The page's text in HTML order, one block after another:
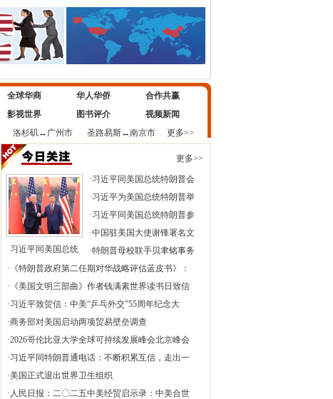
全球华商 华人华侨
合作共赢
影视世界 图书评介
视频新闻
洛杉矶↔ 广州市 圣路易斯↔南京市 更多>>
更多>>
习近平同美国总统
·习近平同美国总统特朗普会
·习近平为美国总统特朗普举
·习近平同美国总统特朗普参
·中国驻美国大使谢锋署名文
·特朗普母校联手贝聿铭事务
· 《特朗普政府第二任期对华战略评估蓝皮书》：
· 《美国文明三部曲》作者钱满素世界读书日致信
·习近平致贺信：中美“乒乓外交”55周年纪念大
·商务部对美国启动两项贸易壁垒调查
·2026哥伦比亚大学全球可持续发展峰会北京峰会
·习近平同特朗普通电话：不断积累互信，走出一
·美国正式退出世界卫生组织
· 人民日报：二〇二五中美经贸启示录：中美合世